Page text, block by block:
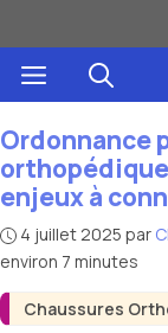
au
contenuMenu
Chaussures
Ordonnance
enjeux à
4 juillet 2025 par
environ 7 minutes